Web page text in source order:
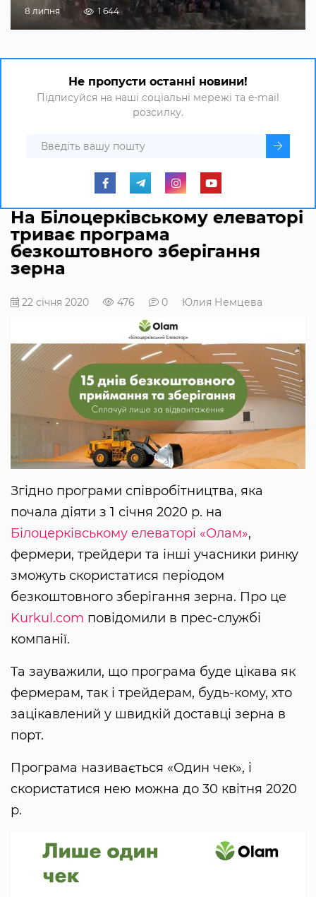
8 липня 1 644
Не пропусти останні новини!
Підписуйся на наші соціальні мережі та e-mail
розсилку.
На Білоцерківському елеваторі
триває програма
безкоштовного зберігання
зерна
22 січня 2020 476 0 Юлия Немцева
Згідно програми співробітництва, яка
почала діяти з 1 січня 2020 р. на
Білоцерківському елеваторі «Олам»,
фермери, трейдери та інші учасники ринку
зможуть скористатися періодом
безкоштовного зберігання зерна. Про це
Kurkul.com повідомили в прес-службі
компанії.
Та зауважили, що програма буде цікава як
фермерам, так і трейдерам, будь-кому, хто
зацікавлений у швидкій доставці зерна в
порт.
Програма називається «Один чек», і
скористатися нею можна до 30 квітня 2020
р.